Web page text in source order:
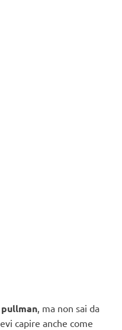
, ma non sai da
capire anche come